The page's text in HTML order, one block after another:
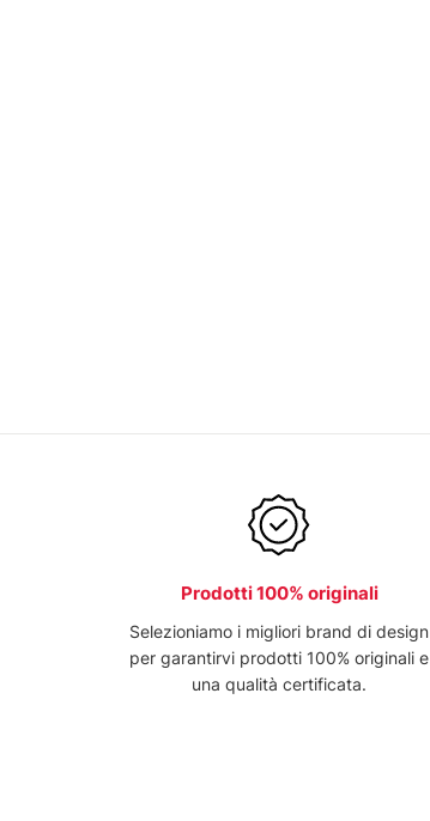
Prodotti 100% originali
Selezioniamo i migliori brand di design
per garantirvi prodotti 100% originali e
una qualità certificata.